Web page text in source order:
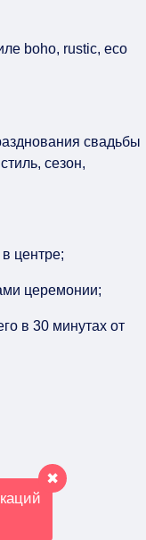
boho, rustic, eco
свадьбы
сезон,
центре;
церемонии;
в 30 минутах от
✖